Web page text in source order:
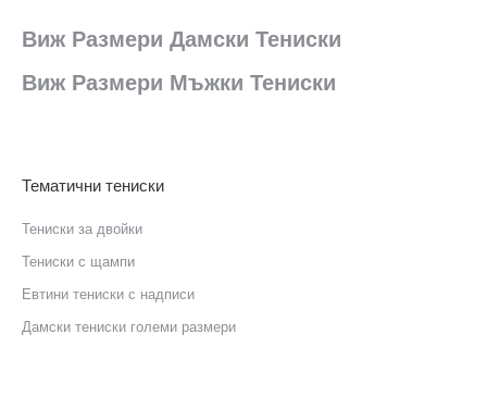
Виж Размери Дамски Тениски
Виж Размери Мъжки Тениски
Тематични тениски
Тениски за двойки
Тениски с щампи
Eвтини тениски с надписи
Дамски тениски големи размери